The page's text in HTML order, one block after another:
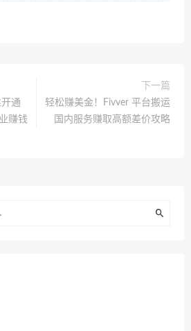
通
赚钱
下一篇
轻松赚美金！Fivver 平台搬运
国内服务赚取高额差价攻略